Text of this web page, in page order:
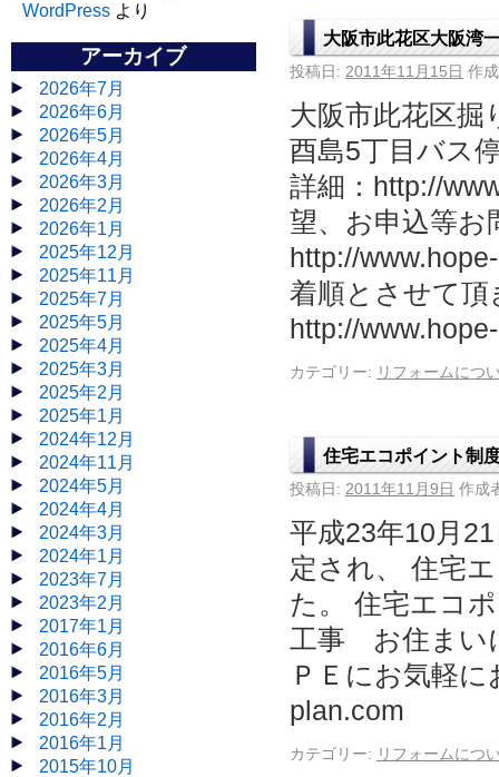
WordPress より
アーカイブ
2026年7月
2026年6月
2026年5月
2026年4月
2026年3月
2026年2月
2026年1月
2025年12月
2025年11月
2025年7月
2025年5月
2025年4月
2025年3月
2025年2月
2025年1月
2024年12月
2024年11月
2024年5月
2024年4月
2024年3月
2024年1月
2023年7月
2023年2月
2017年1月
2016年6月
2016年5月
2016年3月
2016年2月
2016年1月
2015年10月
大阪市此花区大阪湾
投稿日: 2011年11月15日 作
大阪市此花区掘
酉島5丁目バス
詳細：http://
望、お申込等
http://
着順とさせて
http://
カテゴリー: リフォームにつ
住宅エコポイント制
投稿日: 2011年11月9日 作成
平成23年10月
定され、 住宅
た。 住宅エコ
工事 お住まい
ＰＥにお気軽
plan.com
カテゴリー: リフォームにつ